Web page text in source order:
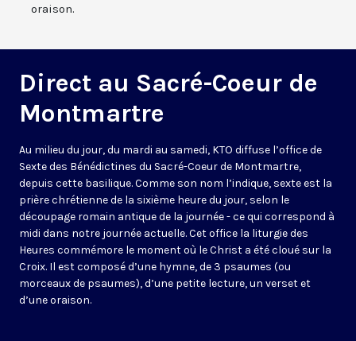
oraison.
Direct au Sacré-Coeur de
Montmartre
Au milieu du jour, du mardi au samedi, KTO diffuse l’office de
Sexte des Bénédictines du Sacré-Coeur de Montmartre,
depuis cette basilique. Comme son nom l’indique, sexte est la
prière chrétienne de la sixième heure du jour, selon le
découpage romain antique de la journée - ce qui correspond à
midi dans notre journée actuelle. Cet office la liturgie des
Heures commémore le moment où le Christ a été cloué sur la
Croix. Il est composé d’une hymne, de 3 psaumes (ou
morceaux de psaumes), d’une petite lecture, un verset et
d’une oraison.